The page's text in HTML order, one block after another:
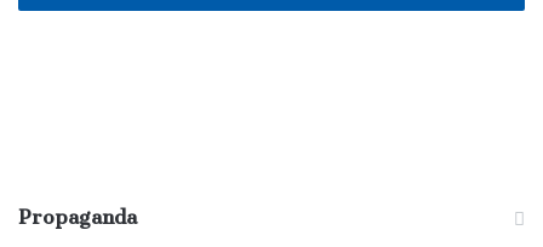
Propaganda